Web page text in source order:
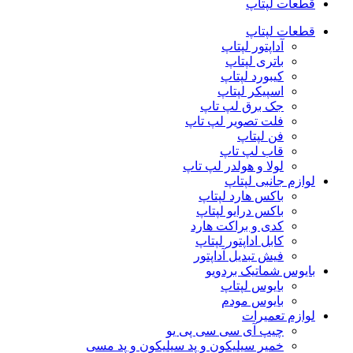
قطعات لپتاپ
قطعات لپتاپ
آداپتور لپتاپ
باتری لپتاپ
کیبورد لپتاپ
اسپیکر لپتاپ
جک برق لپ تاپ
فلت تصویر لپ تاپ
فن لپتاپ
قاب لپ تاپ
لولا و هولدر لپ تاپ
لوازم جانبی لپتاپ
باکس هارد لپتاپ
باکس درایو لپتاپ
کدی و براکت هارد
کابل اداپتور لپتاپ
فیش تبدیل آداپتور
بایوس شماتیک بردویو
بایوس لپتاپ
بایوس مودم
لوازم تعمیرات
چیپ آی سی سی پی یو
خمیر سیلیکون و پد سیلیکون و پد مسی